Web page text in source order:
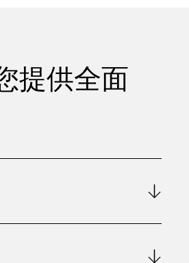
提供全面